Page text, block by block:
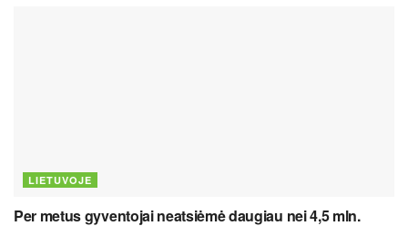
LIETUVOJE
Per metus gyventojai neatsiėmė daugiau nei 4,5 mln.